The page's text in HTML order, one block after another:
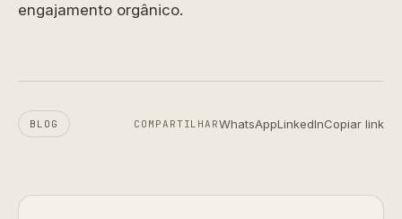
engajamento orgânico.
BLOG COMPARTILHARWhatsAppLinkedInCopiar link